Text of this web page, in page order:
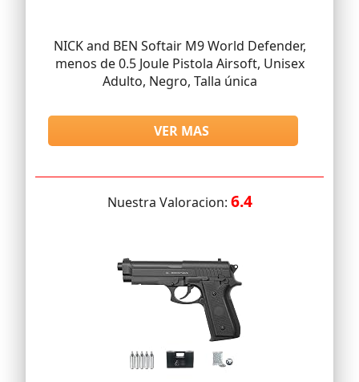
NICK and BEN Softair M9 World Defender,
menos de 0.5 Joule Pistola Airsoft, Unisex
Adulto, Negro, Talla única
VER MAS
Nuestra Valoracion: 6.4